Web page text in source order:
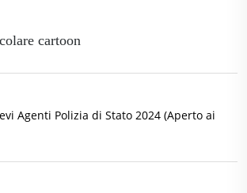
cartoon
Agenti Polizia di Stato 2024 (Aperto ai